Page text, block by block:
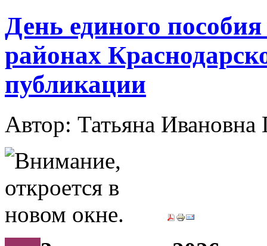
День единого
районах
публикации
Автор: Татьяна